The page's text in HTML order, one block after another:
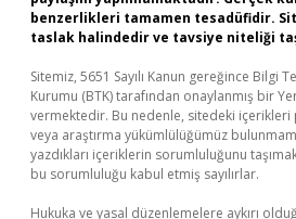
benzerlikleri tamamen tesadüfidir.
taslak halindedir ve tavsiye niteliği
Sitemiz, 5651 Sayılı Kanun gereğince Bilgi
Kurumu (BTK) tarafından onaylanmış bir
vermektedir. Bu nedenle, sitedeki
veya araştırma yükümlülüğümüz
yazdıkları içeriklerin sorumluluğunu
bu sorumluluğu kabul etmiş sayılırlar.
Hukuka ve yasal düzenlemelere aykırı